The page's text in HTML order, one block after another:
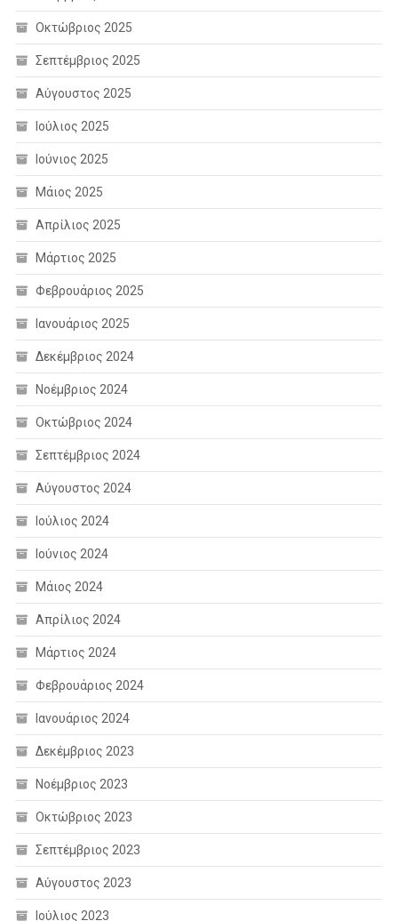
Οκτώβριος 2025
Σεπτέμβριος 2025
Αύγουστος 2025
Ιούλιος 2025
Ιούνιος 2025
Μάιος 2025
Απρίλιος 2025
Μάρτιος 2025
Φεβρουάριος 2025
Ιανουάριος 2025
Δεκέμβριος 2024
Νοέμβριος 2024
Οκτώβριος 2024
Σεπτέμβριος 2024
Αύγουστος 2024
Ιούλιος 2024
Ιούνιος 2024
Μάιος 2024
Απρίλιος 2024
Μάρτιος 2024
Φεβρουάριος 2024
Ιανουάριος 2024
Δεκέμβριος 2023
Νοέμβριος 2023
Οκτώβριος 2023
Σεπτέμβριος 2023
Αύγουστος 2023
Ιούλιος 2023